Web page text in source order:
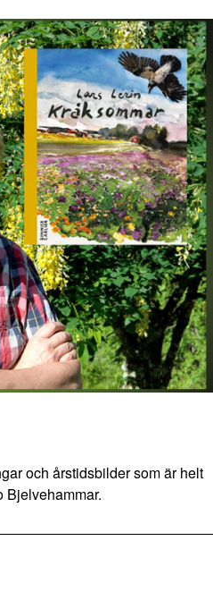
och årstidsbilder som är helt
Bjelvehammar.